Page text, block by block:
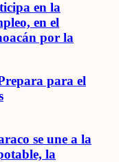
en la
en el
por la
para el
se une a la
la